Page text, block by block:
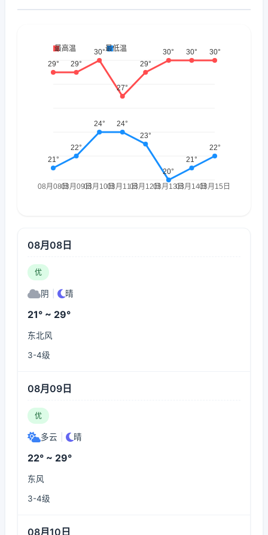
08月08日
优
阴 晴
21° ~ 29°
东北风
3-4级
08月09日
优
多云 晴
22° ~ 29°
东风
3-4级
08月10日